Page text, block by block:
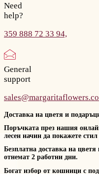
Need
help?
359 888 72 33 94,
General
support
Доставка на цветя и
Поръчката през нашия
лесен начин да покажете
Безплатна доставка на
отнемат 2 работни дни.
Богат избор от кошници с